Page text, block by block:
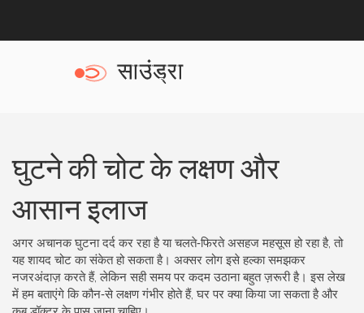
घुटने की चोट के लक्षण और
आसान इलाज
अगर अचानक घुटना दर्द कर रहा है या चलते‑फिरते असहज महसूस हो रहा है, तो
यह शायद चोट का संकेत हो सकता है। अक्सर लोग इसे हल्का समझकर
नजरअंदाज़ करते हैं, लेकिन सही समय पर कदम उठाना बहुत ज़रूरी है। इस लेख
में हम बताएंगे कि कौन‑से लक्षण गंभीर होते हैं, घर पर क्या किया जा सकता है और